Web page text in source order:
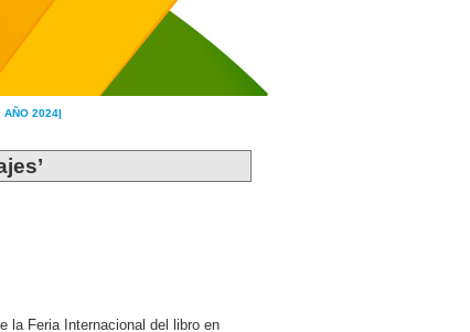
AÑO 2024|
la Feria Internacional del libro en